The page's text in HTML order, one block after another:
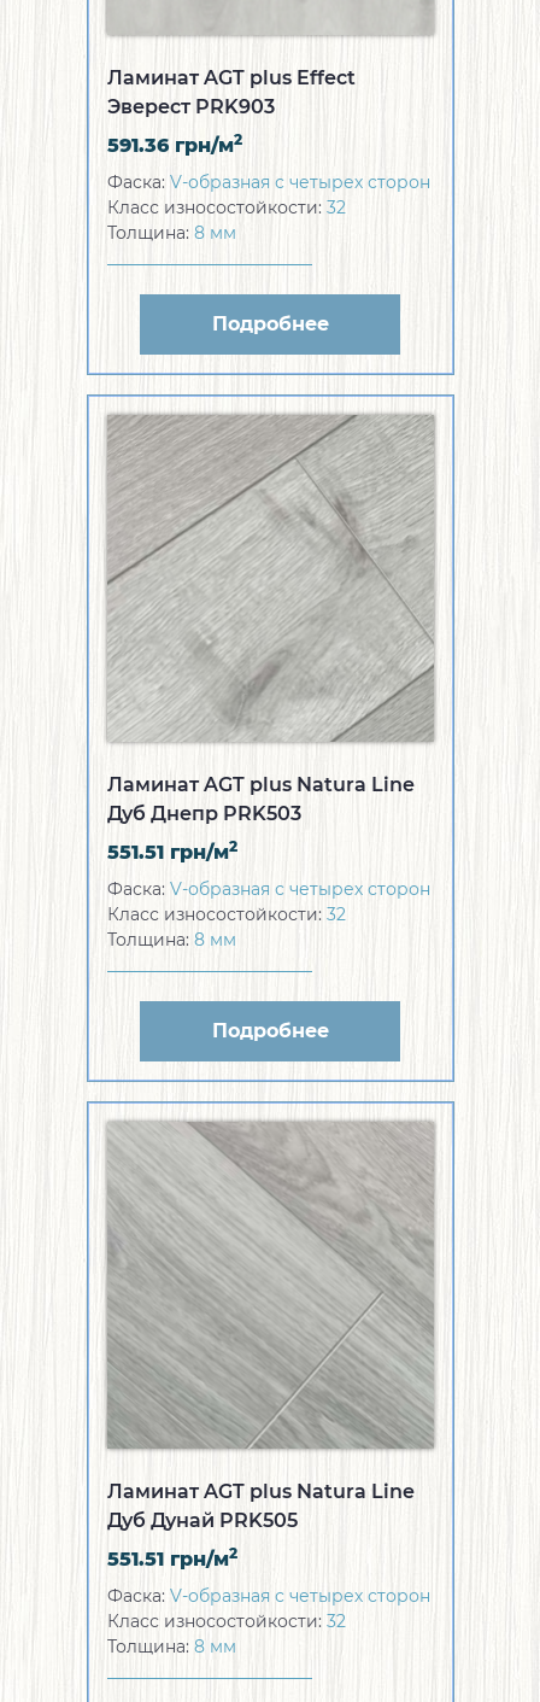
Ламинат AGT plus Effect
Эверест PRK903
591.36 грн/м2
Фаска: V-образная с четырех сторон
Класс износостойкости: 32
Толщина: 8 мм
Подробнее
Ламинат AGT plus Natura Line
Дуб Днепр PRK503
551.51 грн/м2
Фаска: V-образная с четырех сторон
Класс износостойкости: 32
Толщина: 8 мм
Подробнее
Ламинат AGT plus Natura Line
Дуб Дунай PRK505
551.51 грн/м2
Фаска: V-образная с четырех сторон
Класс износостойкости: 32
Толщина: 8 мм